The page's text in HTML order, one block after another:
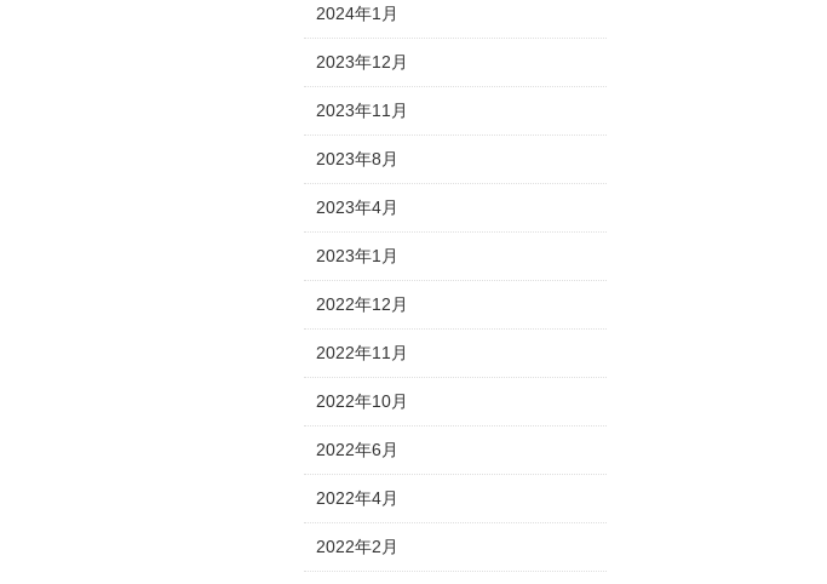
2024年1月
2023年12月
2023年11月
2023年8月
2023年4月
2023年1月
2022年12月
2022年11月
2022年10月
2022年6月
2022年4月
2022年2月